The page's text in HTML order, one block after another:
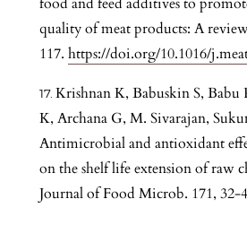
quality of meat products: A
117. https://doi.org/10.1016/
Krishnan K, Babuskin S, Babu
K, Archana G, M. Sivarajan,
Antimicrobial and antioxidant
on the shelf life extension of raw
Journal of Food Microb. 171, 32-